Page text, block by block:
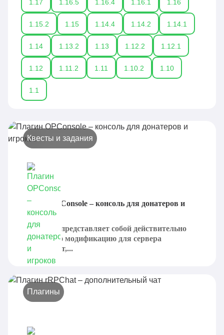
1.17 1.16.5 1.16.4 1.16.1 1.16
1.15.2 1.15 1.14.4 1.14.2 1.14.1
1.14 1.13.2 1.13 1.12.2 1.12.1
1.12 1.11.2 1.11 1.10.2 1.10
1.1
Квесты и задания
Плагин OPConsole – консоль для донатеров и
игроков
OPConsole представляет собой действительно
интересную модификацию для сервера
МАйнкрафт,...
Плагины